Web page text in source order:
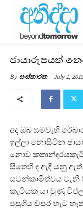
ඡායාරූපයක්
By සංස්කාරක July 1, 2019
අද ඔබ සමවැහි
ඉල්ලා නොසිටින
නොව
සිතෙහි ද ඇඳී යනු
සටන්කාමීත්වය වැනි
කැටියක යා වුණු
පසුගිය වසර හැට